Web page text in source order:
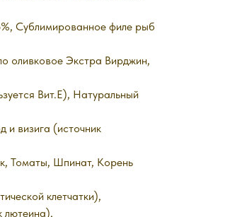
Сублимированное филе рыб
оливковое Экстра Вирджин,
Вит.E), Натуральный
визига (источник
Томаты, Шпинат, Корень
клетчатки),
лютеина),